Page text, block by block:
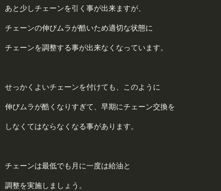
あと少しチェーンを引く事が出来ますが、
チェーンの伸びムラが酷いため適切な状態に
チェーンを調整する事が出来なくなっています。
せっかくよいチェーンを付けても、このように
伸びムラが酷くなりすぎて、早期にチェーン交換を
しなくてはならなくなる事があります。
チェーンは最低でも月に一度は給油と
調整を実施しましょう。